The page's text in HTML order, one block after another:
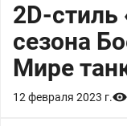
2D-стиль
сезона
Мире
12 февраля 2023 г.